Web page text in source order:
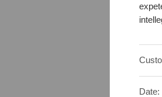
Date: